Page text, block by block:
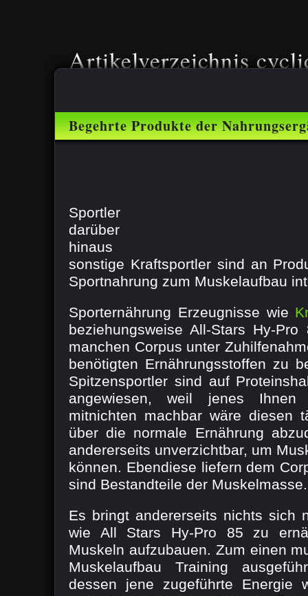
Artikelverzeichnis
Begehrte Produkte der
Sportler
darüber
hinaus
sonstige Kraftsportler sind an
Sportnahrung zum Muskelaufbau
Sporternährung Erzeugnisse wie
beziehungsweise All-Stars Hy-
manchen Corpus unter
benötigten Ernährungsstoffen zu
Spitzensportler sind auf
angewiesen, weil jenes
mitnichten machbar wäre diesen
über die normale Ernährung
andererseits unverzichtbar, um
können. Ebendiese liefern dem
sind Bestandteile der Muskelmasse.
Es bringt andererseits nichts sich
wie All Stars Hy-Pro 85 zu
Muskeln aufzubauen. Zum einen
Muskelaufbau Training
dessen jene zugeführte Energie